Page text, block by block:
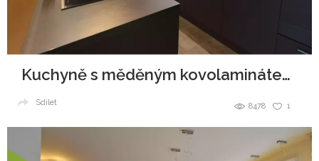
Kuchyně s měděným kovolaminátem a černým ultramatem.
1
8478
Sdílet